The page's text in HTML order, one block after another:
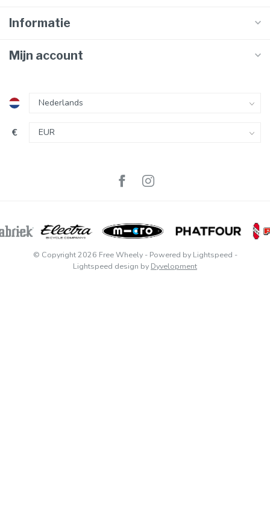
Informatie
Mijn account
€
© Copyright 2026 Free Wheely- Powered by Lightspeed -
Lightspeed design by Dyvelopment